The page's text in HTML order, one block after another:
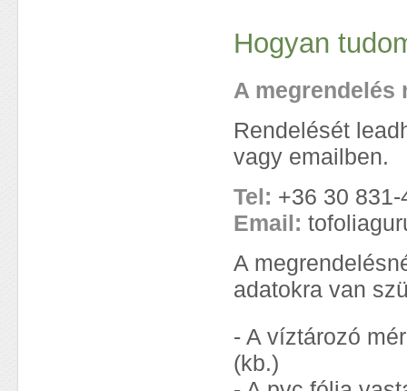
Hogyan
A megrendelés
Rendelését
vagy emailben.
Tel: +36 30 831-
Email:
A
adatokra van
- A víztározó
(kb.)